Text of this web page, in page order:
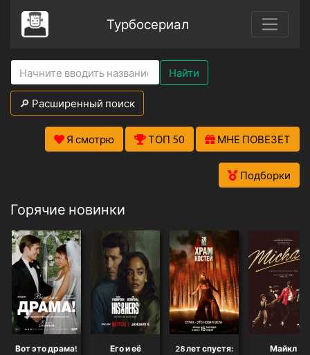
Турбосериал
Найти
🔎 Расширенный поиск
Я смотрю ТОП 50 МНЕ ПОВЕЗЕТ
Подборки
Горячие новинки
Вот это драма! Его и её
28 лет спустя:
Майкл